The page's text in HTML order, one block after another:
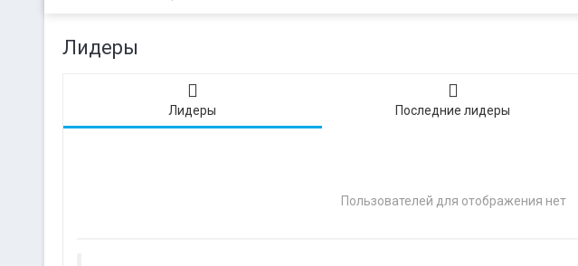
Лидеры
Лидеры Последние лидеры
Пользователей для отображения нет